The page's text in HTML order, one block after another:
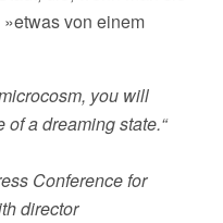
von einem
you will
a dreaming state.“
Conference for
director